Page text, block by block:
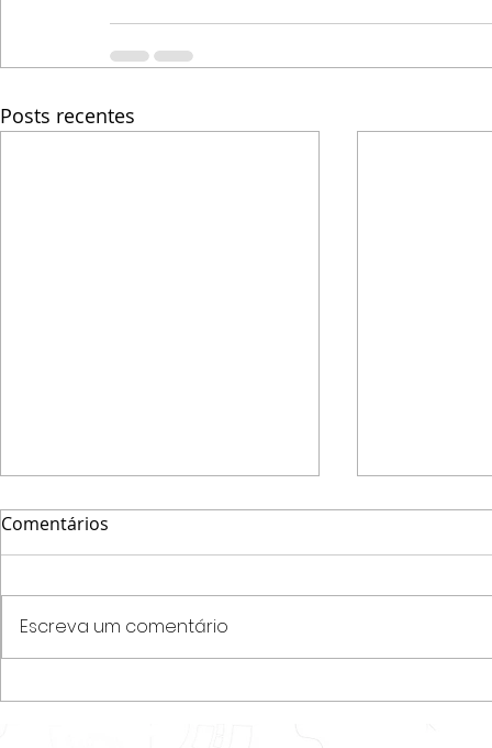
Posts recentes
Comentários
Escreva um comentário